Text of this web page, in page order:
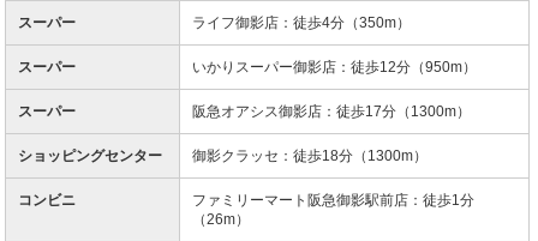
スーパー ライフ御影店：徒歩4分（350m）
スーパー いかりスーパー御影店：徒歩12分（950m）
スーパー 阪急オアシス御影店：徒歩17分（1300m）
ショッピングセンター 御影クラッセ：徒歩18分（1300m）
コンビニ
ファミリーマート阪急御影駅前店：徒歩1分
（26m）